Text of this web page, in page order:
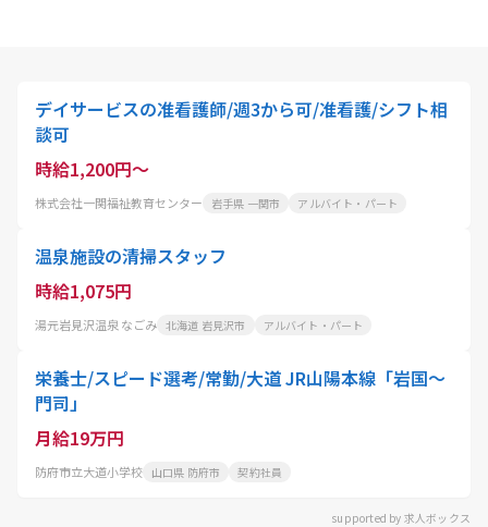
デイサービスの准看護師/週3から可/准看護/シフト相
談可
時給1,200円～
株式会社一関福祉教育センター 岩手県 一関市 アルバイト・パート
温泉施設の清掃スタッフ
時給1,075円
湯元岩見沢温泉 なごみ 北海道 岩見沢市 アルバイト・パート
栄養士/スピード選考/常勤/大道 JR山陽本線「岩国～
門司」
月給19万円
防府市立大道小学校 山口県 防府市 契約社員
supported by 求人ボックス